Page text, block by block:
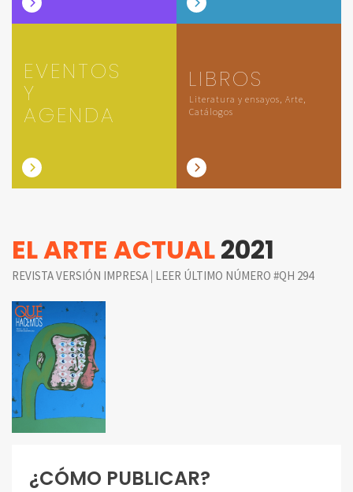
EVENTOS
Y
AGENDA
LIBROS
Literatura y ensayos, Arte,
Catálogos
EL ARTE ACTUAL2021
REVISTA VERSIÓN IMPRESA | LEER ÚLTIMO NÚMERO #QH 294
¿CÓMO PUBLICAR?